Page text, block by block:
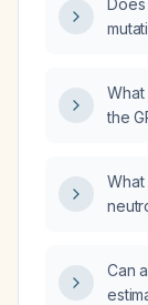
Does
the
Can